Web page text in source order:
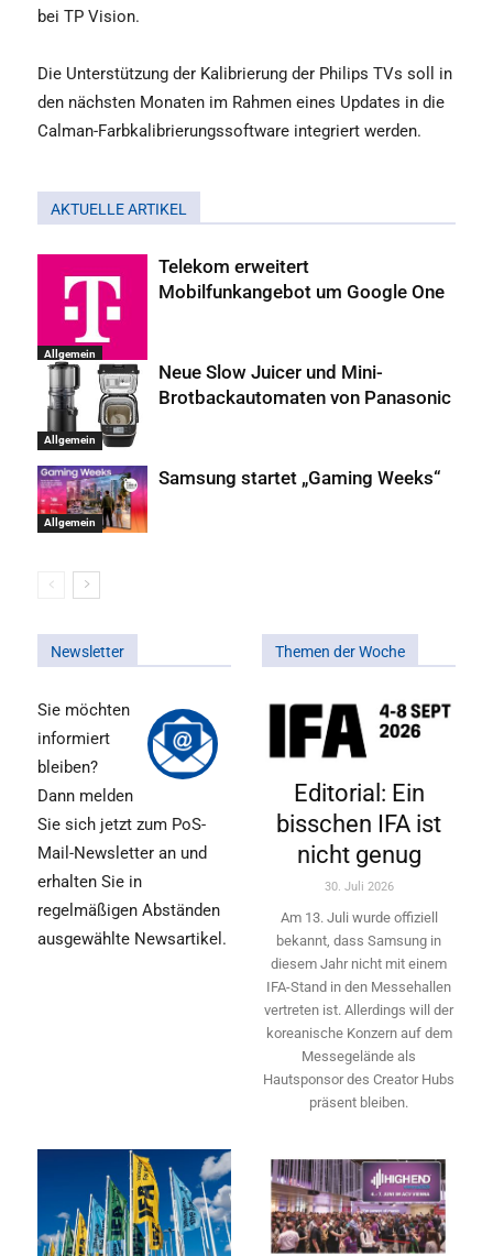
bei TP Vision.
Die Unterstützung der Kalibrierung der Philips TVs soll in
den nächsten Monaten im Rahmen eines Updates in die
Calman-Farbkalibrierungssoftware integriert werden.
AKTUELLE ARTIKEL
Allgemein
Telekom erweitert
Mobilfunkangebot um Google One
Allgemein
Neue Slow Juicer und Mini-
Brotbackautomaten von Panasonic
Allgemein
Samsung startet „Gaming Weeks“
Newsletter
Sie möchten
informiert
bleiben?
Dann melden
Sie sich jetzt zum PoS-
Mail-Newsletter an und
erhalten Sie in
regelmäßigen Abständen
ausgewählte Newsartikel.
Themen der Woche
Editorial: Ein
bisschen IFA ist
nicht genug
30. Juli 2026
Am 13. Juli wurde offiziell
bekannt, dass Samsung in
diesem Jahr nicht mit einem
IFA-Stand in den Messehallen
vertreten ist. Allerdings will ­der
koreanische Konzern auf dem
Messegelände als
Hautsponsor des Creator Hubs
präsent bleiben.